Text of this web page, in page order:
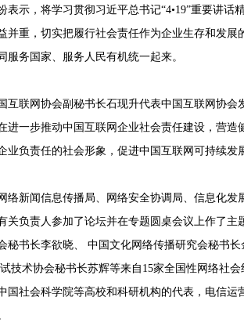
示，将学习贯彻习近平总书记“4•19”重要讲话
并重，切实把履行社会责任作为企业生存和发
服务国家、服务人民有机统一起来。
联网协会副秘书长石现升代表中国互联网协会
进一步推动中国互联网企业社会责任建设，营
业负责任的社会形象，促进中国互联网可持续发
新闻信息传播局、网络安全协调局、信息化发
关负责人参加了论坛并在专题圆桌会议上作了
秘书长李欲晓、 中国文化网络传播研究会秘书
技术协会秘书长苏辉等来自15家全国性网络社
国社会科学院等高校和科研机构的代表，电信运